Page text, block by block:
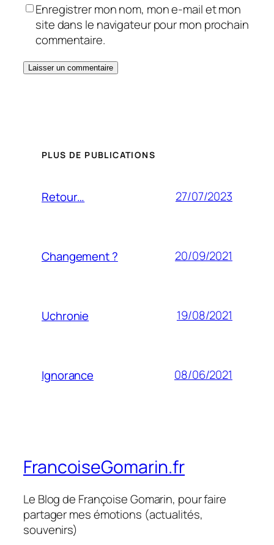
Enregistrer mon nom, mon e-mail et mon
site dans le navigateur pour mon prochain
commentaire.
PLUS DE PUBLICATIONS
Retour… 27/07/2023
Changement ? 20/09/2021
Uchronie 19/08/2021
Ignorance 08/06/2021
FrancoiseGomarin.fr
Le Blog de Françoise Gomarin, pour faire
partager mes émotions (actualités,
souvenirs)